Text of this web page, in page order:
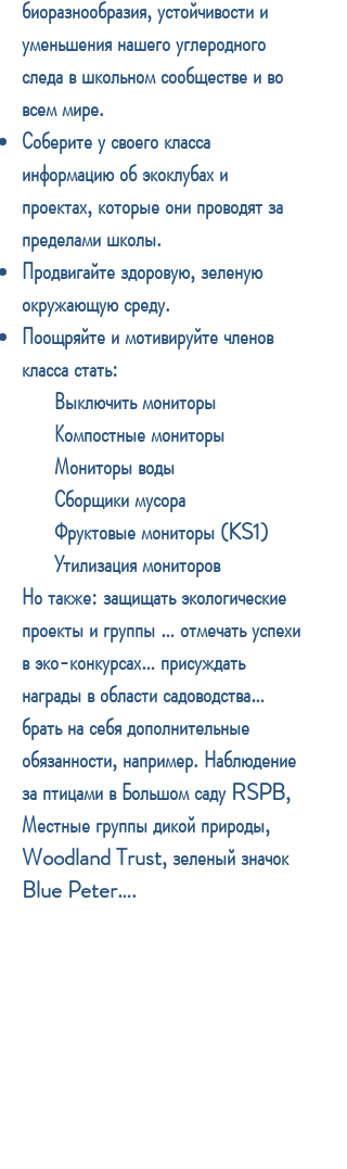
биоразнообразия, устойчивости и
уменьшения нашего углеродного
следа в школьном сообществе и во
всем мире.
Соберите у своего класса
информацию об экоклубах и
проектах, которые они проводят за
пределами школы.
Продвигайте здоровую, зеленую
окружающую среду.
Поощряйте и мотивируйте членов
класса стать:
Выключить мониторы
Компостные мониторы
Мониторы воды
Сборщики мусора
Фруктовые мониторы (KS1)
Утилизация мониторов
Но также: защищать экологические
проекты и группы … отмечать успехи
в эко-конкурсах… присуждать
награды в области садоводства…
брать на себя дополнительные
обязанности, например. Наблюдение
за птицами в Большом саду RSPB,
Местные группы дикой природы,
Woodland Trust, зеленый значок
Blue Peter….